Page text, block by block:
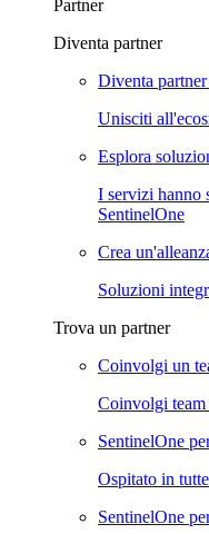
Partner
Diventa partner
Diventa
Unisciti
Esplora
I servizi hanno
SentinelOne
Crea
Soluzioni
Trova un partner
Coinvolgi un
Coinvolgi team
SentinelOne
Ospitato in
SentinelOne